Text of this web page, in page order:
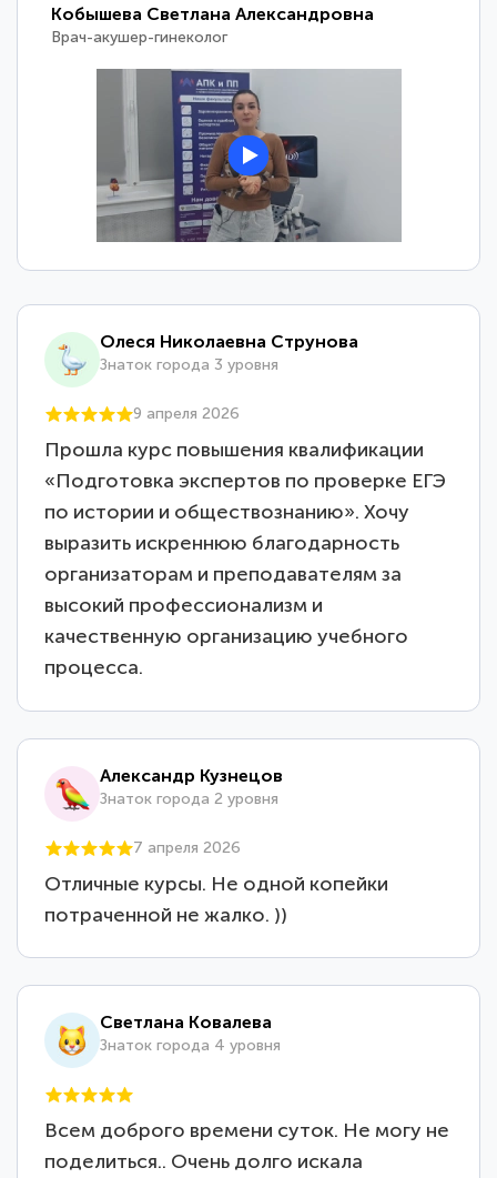
Кобышева Светлана Александровна
Врач-акушер-гинеколог
Олеся Николаевна Струнова
Знаток города 3 уровня
9 апреля 2026
Прошла курс повышения квалификации
«Подготовка экспертов по проверке ЕГЭ
по истории и обществознанию». Хочу
выразить искреннюю благодарность
организаторам и преподавателям за
высокий профессионализм и
качественную организацию учебного
процесса.
Александр Кузнецов
Знаток города 2 уровня
7 апреля 2026
Отличные курсы. Не одной копейки
потраченной не жалко. ))
Светлана Ковалева
Знаток города 4 уровня
Всем доброго времени суток. Не могу не
поделиться.. Очень долго искала